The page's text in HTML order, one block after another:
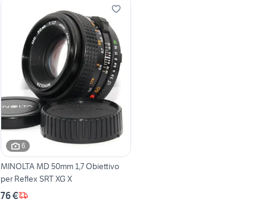
6
MINOLTA MD 50mm 1,7 Obiettivo
per Reflex SRT XG X
76 €